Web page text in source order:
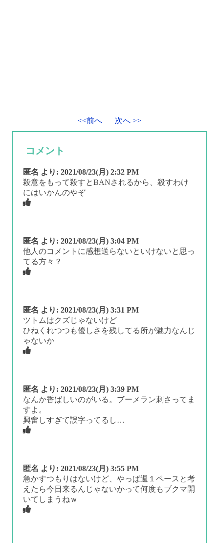
<<前へ 次へ >>
コメント
匿名 より: 2021/08/23(月) 2:32 PM
殺意をもって殺すとBANされるから、殺すわけ
にはいかんのやぞ
匿名 より: 2021/08/23(月) 3:04 PM
他人のコメントに感想送らないといけないと思っ
てる方々？
匿名 より: 2021/08/23(月) 3:31 PM
ツトムはクズじゃないけど
ひねくれつつも優しさを残してる所が魅力なんじ
ゃないか
匿名 より: 2021/08/23(月) 3:39 PM
なんか香ばしいのがいる。ブーメラン刺さってま
すよ。
興奮しすぎて誤字ってるし…
匿名 より: 2021/08/23(月) 3:55 PM
急かすつもりはないけど、やっぱ週１ペースと考
えたら今日来るんじゃないかって何度もブクマ開
いてしまうねｗ